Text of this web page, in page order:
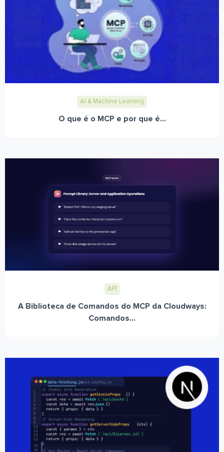
AI & Machine Learning
O que é o MCP e por que é...
API
A Biblioteca de Comandos do MCP da Cloudways:
Comandos...